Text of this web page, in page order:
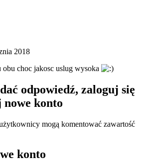
2018
obu choc jakosc uslug wysoka
odpowiedź, zaloguj się
konto
mogą komentować zawartość
konto